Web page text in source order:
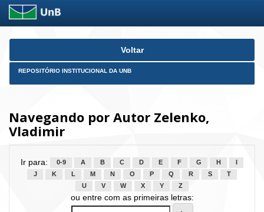
Skip
Voltar
REPOSITÓRIO INSTITUCIONAL DA UNB
Navegando por Autor Zelenko,
Vladimir
Ir para: 0-9 A B C D E F G H
J
K L M N O P Q R S
T
U
V W X Y Z
ou entre com as primeiras letras: